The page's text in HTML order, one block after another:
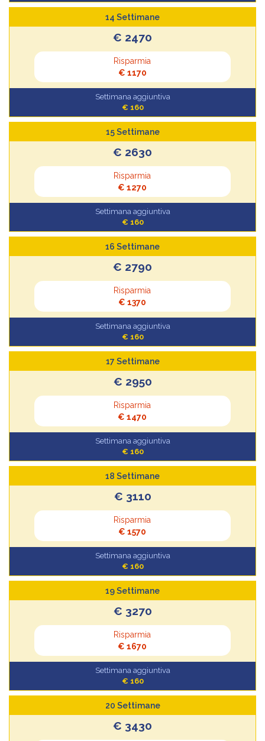
14 Settimane
€ 2470
Risparmia
€ 1170
Settimana aggiuntiva
€ 160
15 Settimane
€ 2630
Risparmia
€ 1270
Settimana aggiuntiva
€ 160
16 Settimane
€ 2790
Risparmia
€ 1370
Settimana aggiuntiva
€ 160
17 Settimane
€ 2950
Risparmia
€ 1470
Settimana aggiuntiva
€ 160
18 Settimane
€ 3110
Risparmia
€ 1570
Settimana aggiuntiva
€ 160
19 Settimane
€ 3270
Risparmia
€ 1670
Settimana aggiuntiva
€ 160
20 Settimane
€ 3430